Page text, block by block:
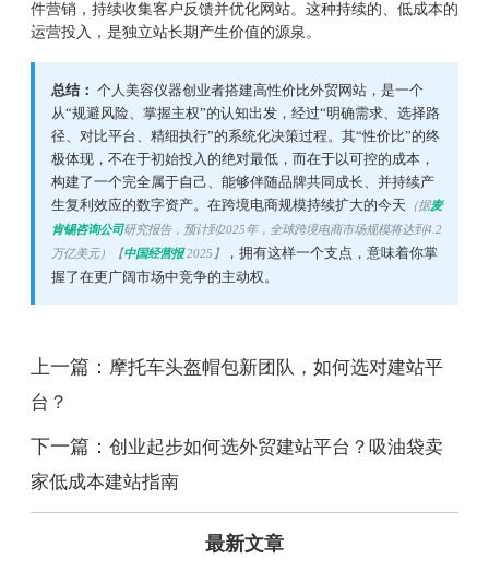
件营销，持续收集客户反馈并优化网站。这种持续的、低成本的
运营投入，是独立站长期产生价值的源泉。
总结： 个人美容仪器创业者搭建高性价比外贸网站，是一个
从“规避风险、掌握主权”的认知出发，经过“明确需求、选择路
径、对比平台、精细执行”的系统化决策过程。其“性价比”的终
极体现，不在于初始投入的绝对最低，而在于以可控的成本，
构建了一个完全属于自己、能够伴随品牌共同成长、并持续产
生复利效应的数字资产。在跨境电商规模持续扩大的今天 （据麦
肯锡咨询公司研究报告，预计到2025年，全球跨境电商市场规模将达到4.2
万亿美元）【中国经营报2025】
，拥有这样一个支点，意味着你掌
握了在更广阔市场中竞争的主动权。
上一篇： 摩托车头盔帽包新团队，如何选对建站平
台？
下一篇： 创业起步如何选外贸建站平台？吸油袋卖
家低成本建站指南
最新文章